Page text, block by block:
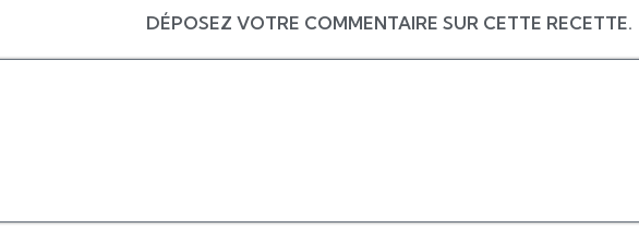
DÉPOSEZ VOTRE COMMENTAIRE SUR CETTE RECETTE.